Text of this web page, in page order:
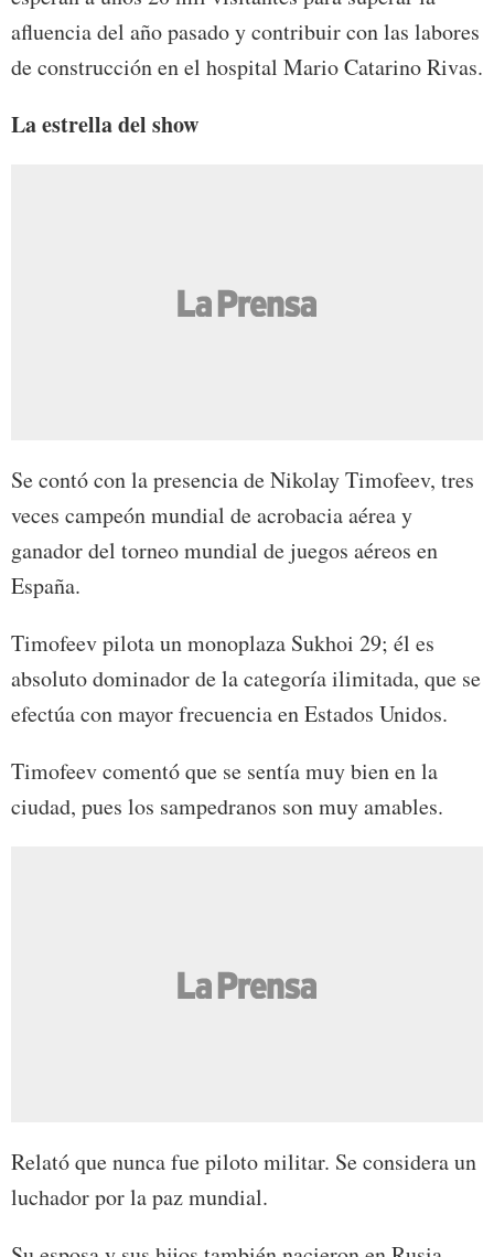
afluencia del año pasado y contribuir con las labores
de construcción en el hospital Mario Catarino Rivas.
La estrella del show
Se contó con la presencia de Nikolay Timofeev, tres
veces campeón mundial de acrobacia aérea y
ganador del torneo mundial de juegos aéreos en
España.
Timofeev pilota un monoplaza Sukhoi 29; él es
absoluto dominador de la categoría ilimitada, que se
efectúa con mayor frecuencia en Estados Unidos.
Timofeev comentó que se sentía muy bien en la
ciudad, pues los sampedranos son muy amables.
Relató que nunca fue piloto militar. Se considera un
luchador por la paz mundial.